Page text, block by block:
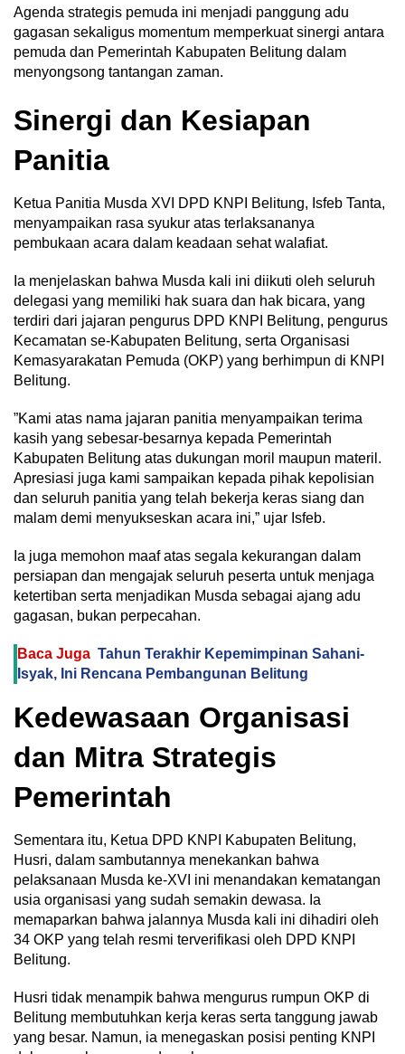
Agenda strategis pemuda ini menjadi panggung adu
gagasan sekaligus momentum memperkuat sinergi antara
pemuda dan Pemerintah Kabupaten Belitung dalam
menyongsong tantangan zaman.
‎Sinergi dan Kesiapan
Panitia
Ketua Panitia Musda XVI DPD KNPI Belitung, Isfeb Tanta,
menyampaikan rasa syukur atas terlaksananya
pembukaan acara dalam keadaan sehat walafiat.
Ia menjelaskan bahwa Musda kali ini diikuti oleh seluruh
delegasi yang memiliki hak suara dan hak bicara, yang
terdiri dari jajaran pengurus DPD KNPI Belitung, pengurus
Kecamatan se-Kabupaten Belitung, serta Organisasi
Kemasyarakatan Pemuda (OKP) yang berhimpun di KNPI
Belitung.
‎”Kami atas nama jajaran panitia menyampaikan terima
kasih yang sebesar-besarnya kepada Pemerintah
Kabupaten Belitung atas dukungan moril maupun materil.
Apresiasi juga kami sampaikan kepada pihak kepolisian
dan seluruh panitia yang telah bekerja keras siang dan
malam demi menyukseskan acara ini,” ujar Isfeb.
Ia juga memohon maaf atas segala kekurangan dalam
persiapan dan mengajak seluruh peserta untuk menjaga
ketertiban serta menjadikan Musda sebagai ajang adu
gagasan, bukan perpecahan.
Baca Juga Tahun Terakhir Kepemimpinan Sahani-
Isyak, Ini Rencana Pembangunan Belitung
‎Kedewasaan Organisasi
dan Mitra Strategis
Pemerintah
Sementara itu, Ketua DPD KNPI Kabupaten Belitung,
Husri, dalam sambutannya menekankan bahwa
pelaksanaan Musda ke-XVI ini menandakan kematangan
usia organisasi yang sudah semakin dewasa. Ia
memaparkan bahwa jalannya Musda kali ini dihadiri oleh
34 OKP yang telah resmi terverifikasi oleh DPD KNPI
Belitung.
Husri tidak menampik bahwa mengurus rumpun OKP di
Belitung membutuhkan kerja keras serta tanggung jawab
yang besar. Namun, ia menegaskan posisi penting KNPI